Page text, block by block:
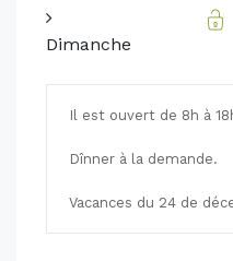
Dimanche
Il est ouvert de 8h à
Dînner à la demande.
Vacances du 24 de